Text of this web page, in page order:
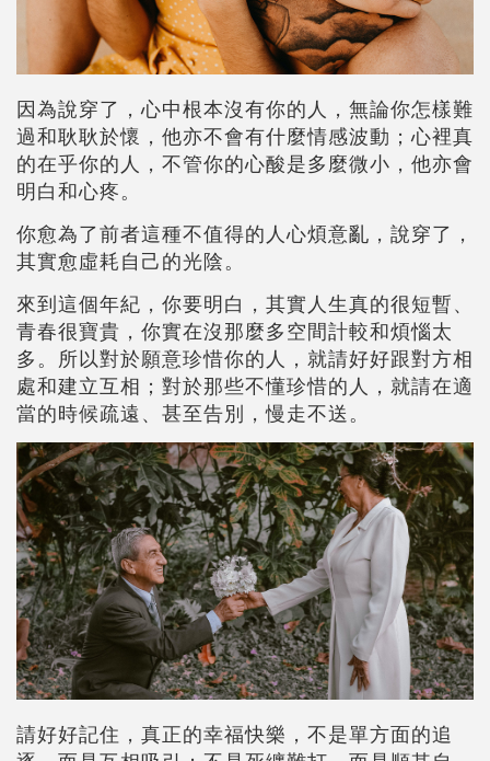
因為說穿了，心中根本沒有你的人，無論你怎樣難
過和耿耿於懷，他亦不會有什麼情感波動；心裡真
的在乎你的人，不管你的心酸是多麼微小，他亦會
明白和心疼。
你愈為了前者這種不值得的人心煩意亂，說穿了，
其實愈虛耗自己的光陰。
來到這個年紀，你要明白，其實人生真的很短暫、
青春很寶貴，你實在沒那麼多空間計較和煩惱太
多。所以對於願意珍惜你的人，就請好好跟對方相
處和建立互相；對於那些不懂珍惜的人，就請在適
當的時候疏遠、甚至告別，慢走不送。
請好好記住，真正的幸福快樂，不是單方面的追